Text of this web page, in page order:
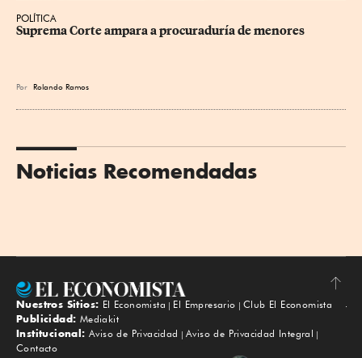
POLÍTICA
Suprema Corte ampara a procuraduría de menores
Por Rolando Ramos
Noticias Recomendadas
Subir
Nuestros Sitios: El Economista El Empresario
Club El Economista
Publicidad: Mediakit
Institucional: Aviso de Privacidad
Aviso de Privacidad Integral
Contacto